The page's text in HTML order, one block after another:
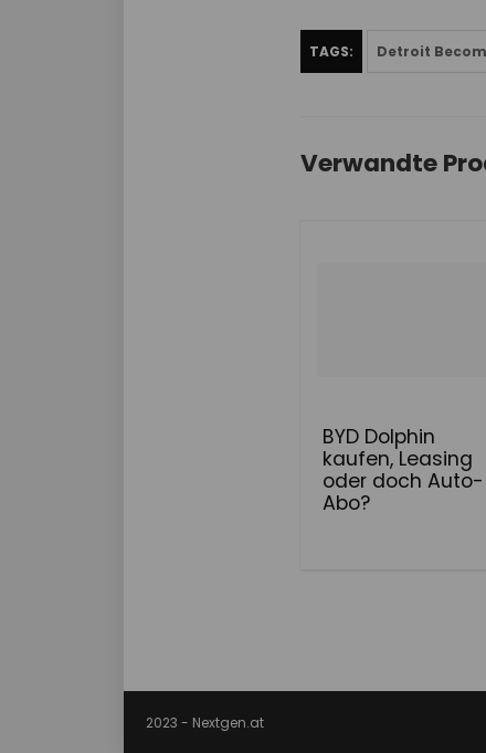
TAGS: Detroit
Verwandte
BYD Dolphin
kaufen, Leasing
oder doch Auto-
Abo?
2023 - Nextgen.at